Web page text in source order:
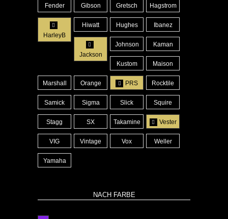
Fender Gibson Gretsch Hagstrom
HarleyB
Hiwatt Hughes Ibanez
Jackson
Johnson Kaman
Kustom Maison
Marshall Orange PRS Rocktile
Samick Sigma Slick Squire
Stagg SX Takamine Vester
VIG Vintage Vox Weller
Yamaha
NACH FARBE